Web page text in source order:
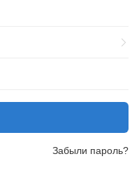
Забыли пароль?